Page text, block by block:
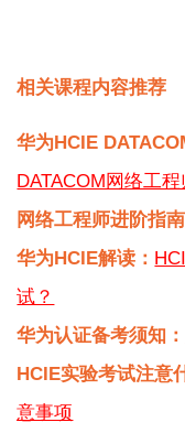
相关课程内容推荐
华为HCIE
DATACOM网络工
网络工程师进阶指南
华为HCIE解读：
试？
华为认证备考须知：
HCIE实验考试注意
意事项